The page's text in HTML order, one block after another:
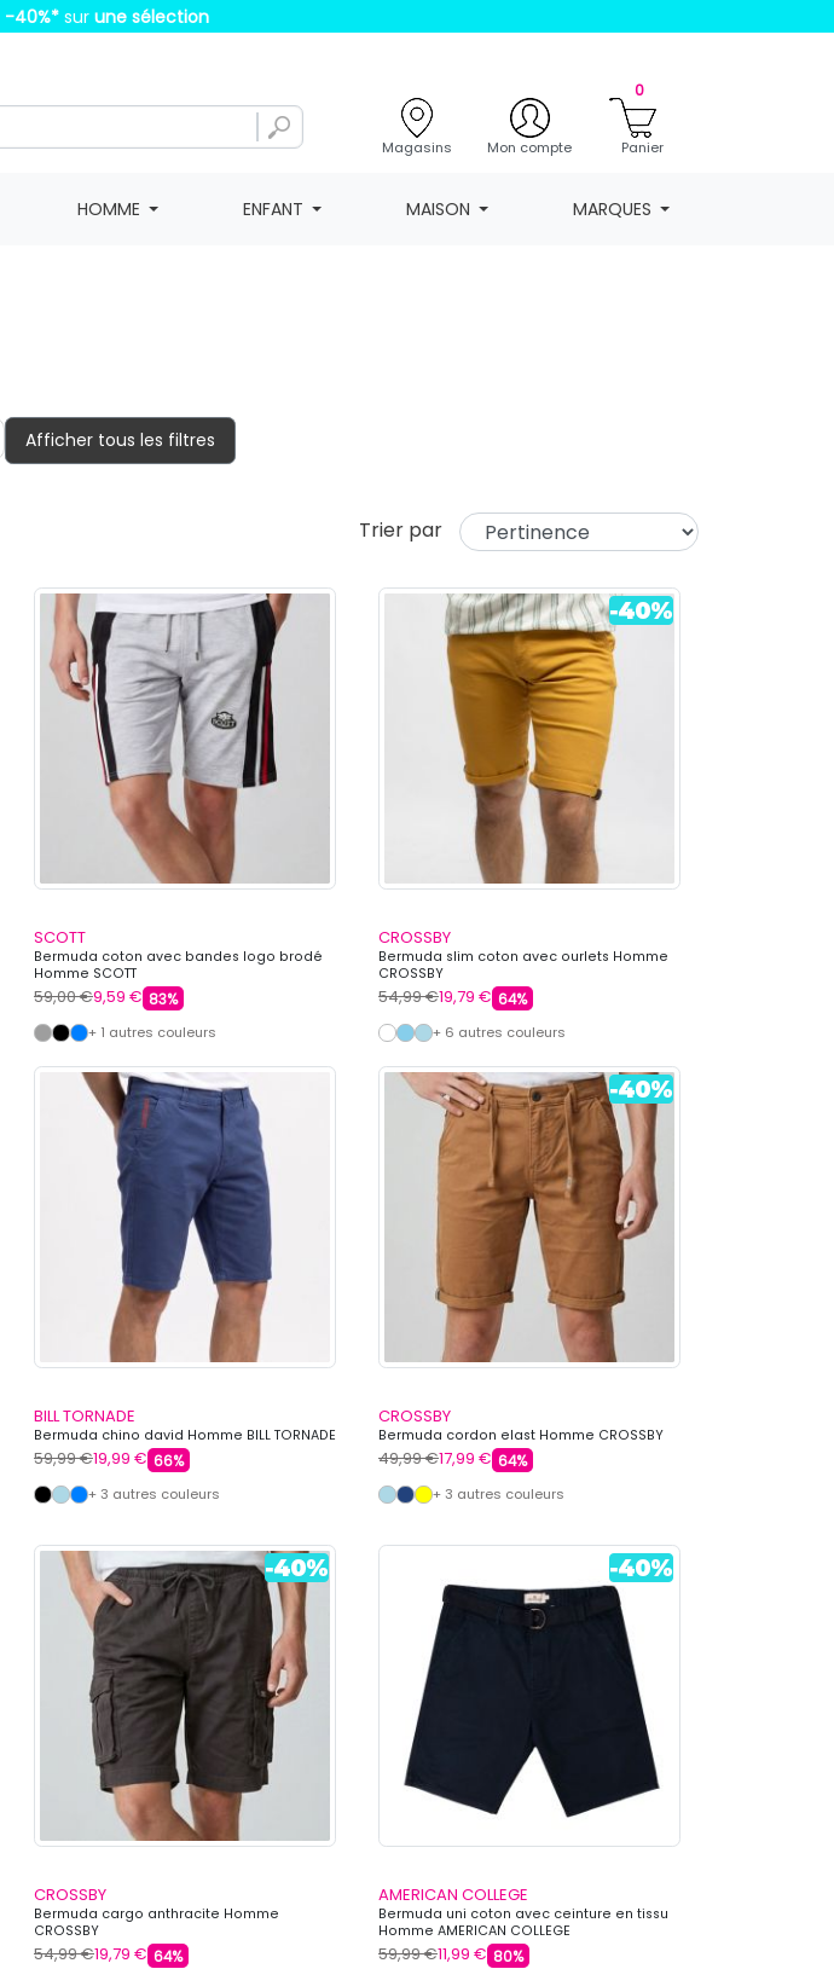
-40%* sur une sélection
Magasins Mon compte
0
Panier
HOMME ENFANT MAISON MARQUES
Afficher tous les filtres
Trier par
SCOTT
Bermuda coton avec bandes logo brodé
Homme SCOTT
59,00 €9,59 € 83%
+ 1 autres couleurs
CROSSBY
Bermuda slim coton avec ourlets Homme
CROSSBY
54,99 €19,79 € 64%
+ 6 autres couleurs
BILL TORNADE
Bermuda chino david Homme BILL TORNADE
59,99 €19,99 € 66%
+ 3 autres couleurs
CROSSBY
Bermuda cordon elast Homme CROSSBY
49,99 €17,99 € 64%
+ 3 autres couleurs
CROSSBY
Bermuda cargo anthracite Homme
CROSSBY
54,99 €19,79 € 64%
AMERICAN COLLEGE
Bermuda uni coton avec ceinture en tissu
Homme AMERICAN COLLEGE
59,99 €11,99 € 80%